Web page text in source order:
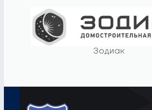
Зодиак